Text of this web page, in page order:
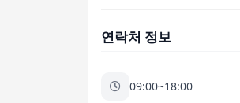
연락처 정보
09:00~18:00